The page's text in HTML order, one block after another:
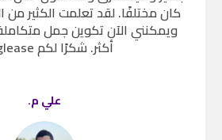
‏‪كان مختلفًا. لقد تعلمت الكثير من
ويمكنني الآن تكوين جمل
أكثر. شكرًا لكم ‏‪ englease ‬
علي م.